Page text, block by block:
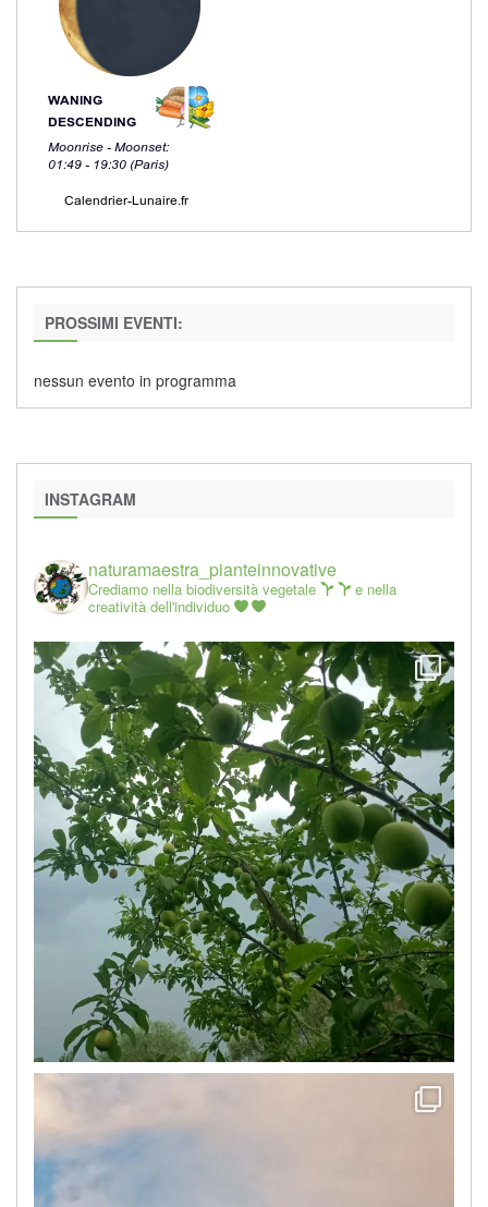
PROSSIMI EVENTI:
nessun evento in programma
INSTAGRAM
naturamaestra_pianteinnovative
Crediamo nella biodiversità vegetale
e nella
creatività dell'individuo